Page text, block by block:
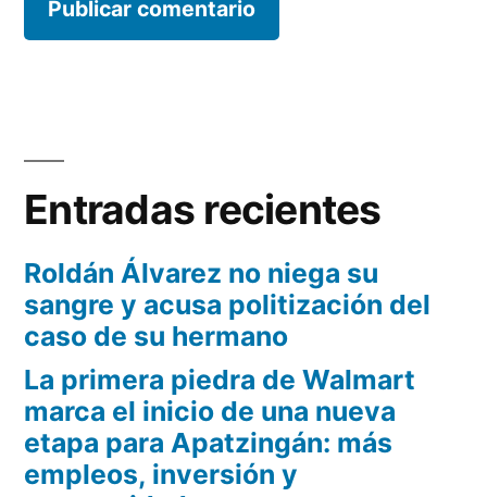
Entradas recientes
Roldán Álvarez no niega su
sangre y acusa politización del
caso de su hermano
La primera piedra de Walmart
marca el inicio de una nueva
etapa para Apatzingán: más
empleos, inversión y